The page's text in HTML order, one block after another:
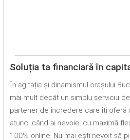
Soluția ta financiară în
În agitația și dinamismul orașului
mai mult decât un simplu serviciu
partener de încredere care îți oferă
atunci când ai nevoie, cu maximă
100% online. Nu mai ești nevoit să